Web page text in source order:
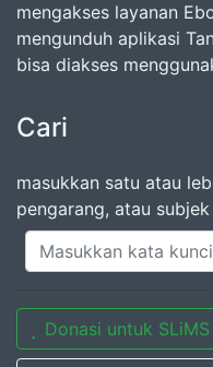
mengakses layanan
mengunduh aplikasi
bisa diakses
Cari
masukkan satu atau
pengarang, atau subjek
Donasi untuk SLiMS